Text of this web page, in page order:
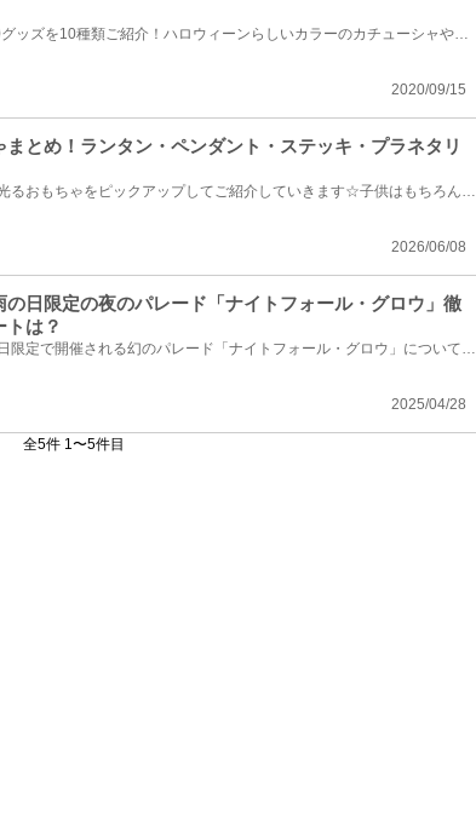
ディズニーハロウィーン2020グッズを10種類ご紹介！ハロウィーンらしいカラーのカチューシャやおばけモ...
2020/09/15
とめ！ランタン・ペンダント・ステッキ・プラネタリ
ディズニーのグッズの中でも光るおもちゃをピックアップしてご紹介していきます☆子供はもちろん、大人に...
2026/06/08
の日限定の夜のパレード「ナイトフォール・グロウ」徹
トは？
東京ディズニーランドで雨の日限定で開催される幻のパレード「ナイトフォール・グロウ」について徹底解...
2025/04/28
全5件 1〜5件目